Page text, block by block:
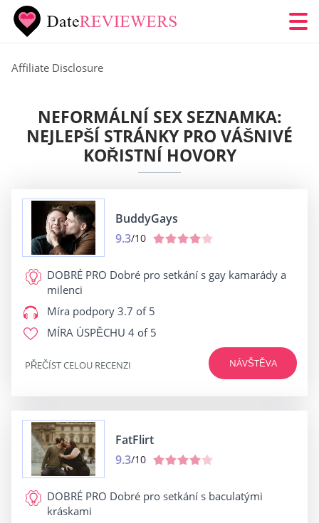
Affiliate Disclosure
NEFORMÁLNÍ SEX SEZNAMKA:
NEJLEPŠÍ STRÁNKY PRO VÁŠNIVÉ
KOŘISTNÍ HOVORY
BuddyGays
9.3/10
DOBRÉ PRO Dobré pro setkání s gay kamarády a
milenci
Míra podpory 3.7 of 5
MÍRA ÚSPĚCHU 4 of 5
NÁVŠTĚVA
PŘEČÍST CELOU RECENZI
FatFlirt
9.3/10
DOBRÉ PRO Dobré pro setkání s baculatými
kráskami